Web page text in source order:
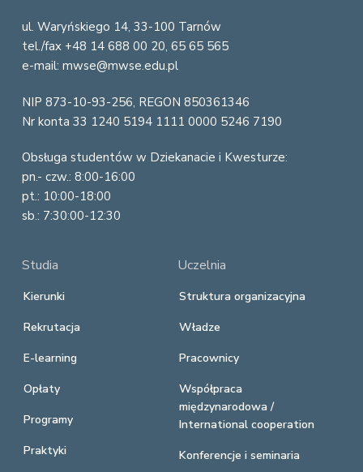
ul. Waryńskiego 14, 33-100 Tarnów
tel./fax +48 14 688 00 20, 65 65 565
e-mail: mwse@mwse.edu.pl
NIP 873-10-93-256, REGON 850361346
Nr konta 33 1240 5194 1111 0000 5246 7190
Obsługa studentów w Dziekanacie i Kwesturze:
pn.- czw.: 8:00-16:00
pt.: 10:00-18:00
sb.: 7:30:00-12:30
Studia
Kierunki
Rekrutacja
E-learning
Opłaty
Programy
Praktyki
Uczelnia
Struktura organizacyjna
Władze
Pracownicy
Współpraca
międzynarodowa /
International cooperation
Konferencje i seminaria